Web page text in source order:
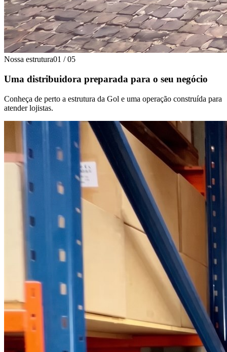
Nossa estrutura01 / 05
Uma distribuidora preparada para o seu negócio
Conheça de perto a estrutura da Gol e uma operação construída para
atender lojistas.